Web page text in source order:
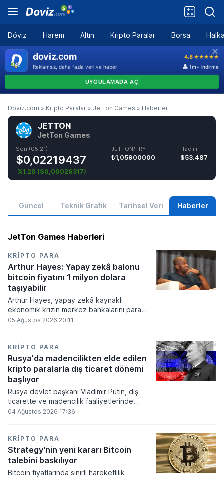
Döviz Harem Altın Kripto Paralar Borsa
Doviz.com » Kripto Paralar » JetTon Games » Haberler
JETTON
JetTon Games
Son (05:21)
$0,02219437
%1,20 ($0,00026317)
JETTON/TRY
₺1,05900000
Hacim
$53.487
Güncel Teknik Grafik Tarihsel Veri Haberler
JetTon Games Haberleri
KRIPTO PARA
Arthur Hayes: Yapay zekâ balonu
bitcoin fiyatını 1 milyon dolara
taşıyabilir
Arthur Hayes, yapay zekâ kaynaklı
ekonomik krizin merkez bankalarını para
basmaya zorlayacağını ve bu durumun
kayıplarının tetikleyeceği kredi krizinin
küresel likidite artışına yol açacağını belirtti
ve bitcoinin bu süreçte en hızlı tepki veren
varlık olacağı vurguladı.
05 Ağustos 2026 20:11
KRIPTO PARA
Rusya'da madencilikten elde edilen
kripto paralarla dış ticaret dönemi
başlıyor
Rusya devlet başkanı Vladimir Putin, dış
ticarette ve madencilik faaliyetlerinde
kripto varlıkların kullanımına onay veren
elde edilen dijital paraların belirli şartlar
altında dolaşımına ve menkul kıymet
alımlarında kullanılmasına olanak sağlanıyor.
04 Ağustos 2026 17:36
KRIPTO PARA
Strategy'nin yeni kararı Bitcoin
talebini baskılıyor
Bitcoin fiyatlarında sınırlı hareketlilik